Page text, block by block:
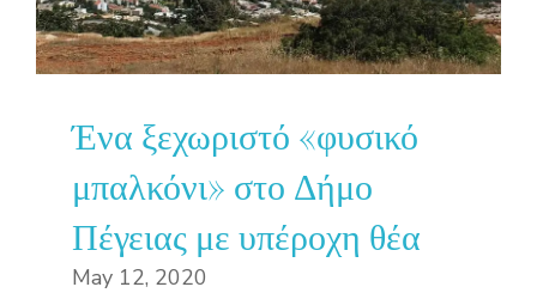
Ένα ξεχωριστό «φυσικό
μπαλκόνι» στο Δήμο
Πέγειας με υπέροχη θέα
May 12, 2020